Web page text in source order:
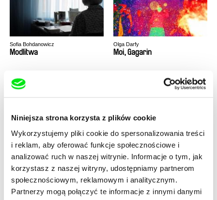
Niniejsza strona korzysta z plików cookie
Wykorzystujemy pliki cookie do spersonalizowania treści
i reklam, aby oferować funkcje społecznościowe i
analizować ruch w naszej witrynie. Informacje o tym, jak
korzystasz z naszej witryny, udostępniamy partnerom
społecznościowym, reklamowym i analitycznym.
Partnerzy mogą połączyć te informacje z innymi danymi
Sofia Bohdanowicz
Modlitwa
Olga Darfy
Moi, Gagarin
Mariusz Rusiński
Moja siostra
Paweł Jóźwiak-Rodan
Moje 89 pokolenie